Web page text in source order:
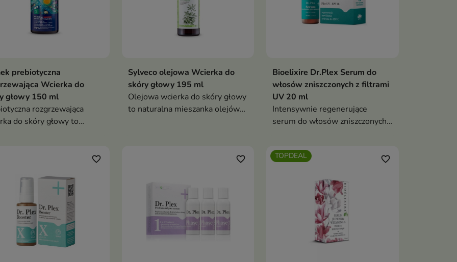
prebiotyczna
Wcierka do
głowy 150 ml
rozgrzewająca
do skóry głowy to
Sylveco olejowa Wcierka do
skóry głowy 195 ml
Olejowa wcierka do skóry głowy
to naturalna mieszanka olejów
Bioelixire Dr.Plex Serum do
włosów zniszczonych z filtrami
UV 20 ml
Intensywnie regenerujące
serum do włosów zniszczonych,
UV, wygładza końcówki oraz
favorite_border favorite_border TOPDEAL favorite_border